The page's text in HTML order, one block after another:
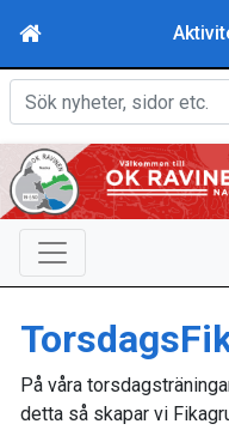
På våra
detta så skapar vi